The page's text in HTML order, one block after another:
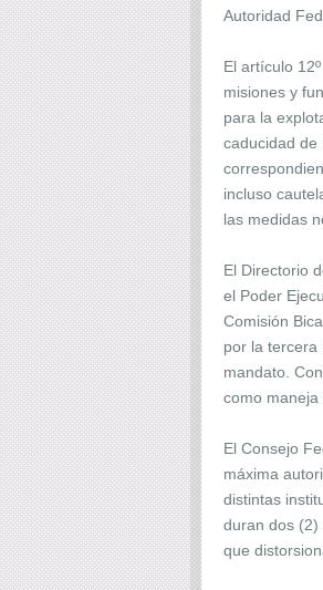
Autoridad
El artículo
misiones y
para la
caducidad de
incluso
las medidas
El Directorio
el Poder
Comisión
por la tercera
mandato.
como maneja
El Consejo
máxima
distintas
duran dos (2)
que